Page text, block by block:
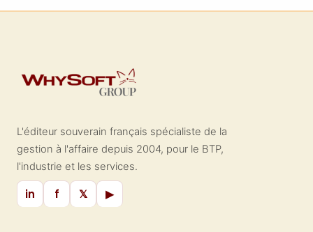
L'éditeur souverain français spécialiste de la
gestion à l'affaire depuis 2004, pour le BTP,
l'industrie et les services.
in f 𝕏 ▶